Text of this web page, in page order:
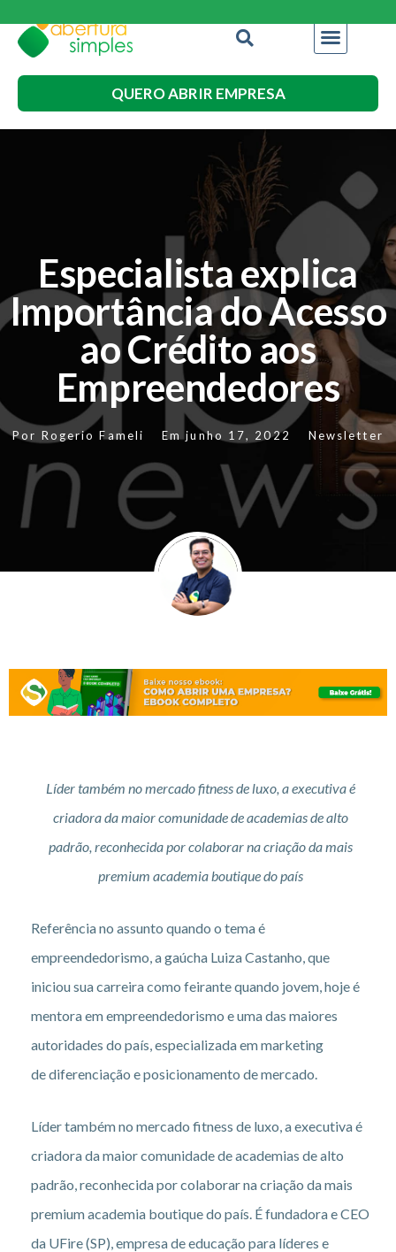
QUERO ABRIR EMPRESA
Especialista explica
Importância do Acesso
ao Crédito aos
Empreendedores
Por Rogerio Fameli Em junho 17, 2022 Newsletter
Líder também no mercado fitness de luxo, a executiva é
criadora da maior comunidade de academias de alto
padrão, reconhecida por colaborar na criação da mais
premium academia boutique do país
Referência no assunto quando o tema é
empreendedorismo, a gaúcha Luiza Castanho, que
iniciou sua carreira como feirante quando jovem, hoje é
mentora em empreendedorismo e uma das maiores
autoridades do país, especializada em marketing
de diferenciação e posicionamento de mercado.
Líder também no mercado fitness de luxo, a executiva é
criadora da maior comunidade de academias de alto
padrão, reconhecida por colaborar na criação da mais
premium academia boutique do país. É fundadora e CEO
da UFire (SP), empresa de educação para líderes e